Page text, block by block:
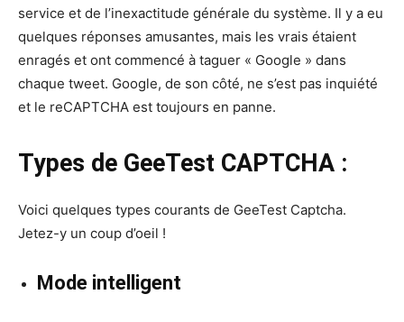
service et de l’inexactitude générale du système. Il y a eu
quelques réponses amusantes, mais les vrais étaient
enragés et ont commencé à taguer « Google » dans
chaque tweet. Google, de son côté, ne s’est pas inquiété
et le reCAPTCHA est toujours en panne.
Types de GeeTest CAPTCHA :
Voici quelques types courants de GeeTest Captcha.
Jetez-y un coup d’oeil !
Mode intelligent